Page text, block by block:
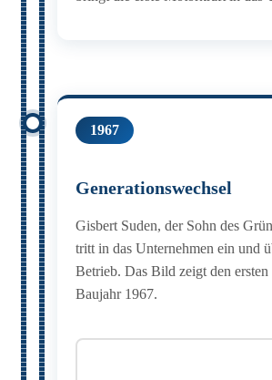
1967
Generationswechsel
Gisbert Suden, der Sohn des
tritt in das Unternehmen ein und
Betrieb. Das Bild zeigt den
Baujahr 1967.